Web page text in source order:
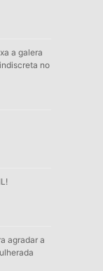
a galera
no
agradar a